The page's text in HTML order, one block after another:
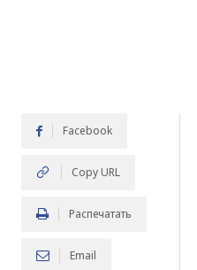
Facebook
Copy URL
Распечатать
Email